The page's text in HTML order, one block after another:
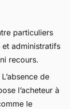
particuliers
administratifs
recours.
L’absence de
l’acheteur à
le